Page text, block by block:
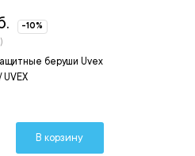
беруши Uvex
-10%
В корзину